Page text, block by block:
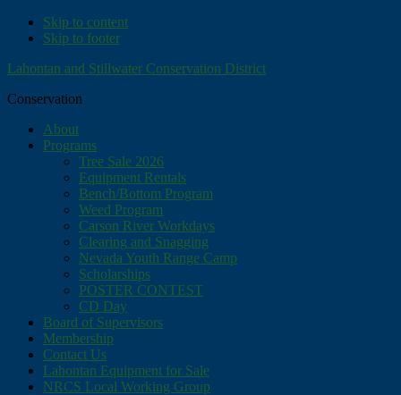
Skip to content
Skip to footer
Lahontan and Stillwater Conservation District
Conservation
About
Programs
Tree Sale 2026
Equipment Rentals
Bench/Bottom Program
Weed Program
Carson River Workdays
Clearing and Snagging
Nevada Youth Range Camp
Scholarships
POSTER CONTEST
CD Day
Board of Supervisors
Membership
Contact Us
Lahontan Equipment for Sale
NRCS Local Working Group